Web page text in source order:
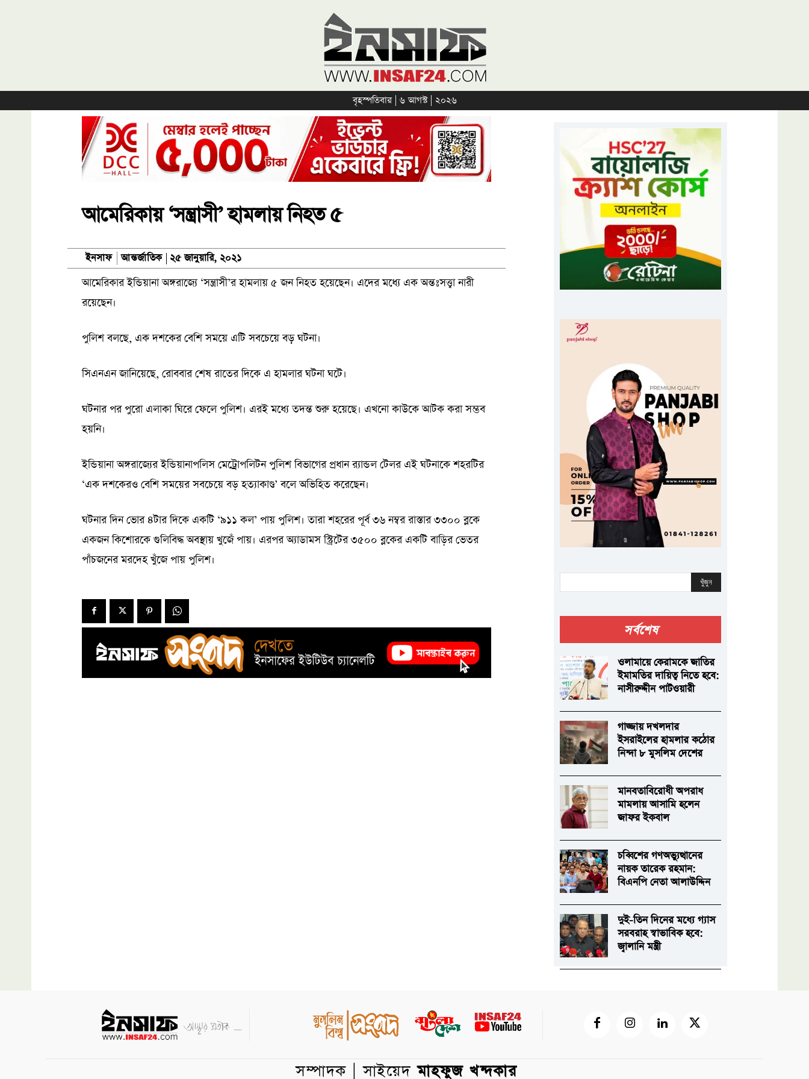
বৃহস্পতিবার | ৬ আগস্ট | ২০২৬
আমেরিকায় ‘সন্ত্রাসী’ হামলায় নিহত ৫
ইনসাফ আন্তর্জাতিক ২৫ জানুয়ারি, ২০২১
আমেরিকার ইন্ডিয়ানা অঙ্গরাজ্যে ‘সন্ত্রাসী’র হামলায় ৫ জন নিহত হয়েছেন। এদের মধ্যে এক অন্তঃসত্ত্বা নারী
রয়েছেন।
পুলিশ বলছে, এক দশকের বেশি সময়ে এটি সবচেয়ে বড় ঘটনা।
সিএনএন জানিয়েছে, রোববার শেষ রাতের দিকে এ হামলার ঘটনা ঘটে।
ঘটনার পর পুরো এলাকা ঘিরে ফেলে পুলিশ। এরই মধ্যে তদন্ত শুরু হয়েছে। এখনো কাউকে আটক করা সম্ভব
হয়নি।
ইন্ডিয়ানা অঙ্গরাজ্যের ইন্ডিয়ানাপলিস মেট্রোপলিটন পুলিশ বিভাগের প্রধান র‍্যান্ডল টেলর এই ঘটনাকে শহরটির
‘এক দশকেরও বেশি সময়ের সবচেয়ে বড় হত্যাকাণ্ড’ বলে অভিহিত করেছেন।
ঘটনার দিন ভোর ৪টার দিকে একটি ‘৯১১ কল’ পায় পুলিশ। তারা শহরের পূর্ব ৩৬ নম্বর রাস্তার ৩৩০০ ব্লকে
একজন কিশোরকে গুলিবিদ্ধ অবস্থায় খুজেঁ পায়। এরপর অ্যাডামস স্ট্রিটের ৩৫০০ ব্লকের একটি বাড়ির ভেতর
পাঁচজনের মরদেহ খুঁজে পায় পুলিশ।
খুঁজুন
সর্বশেষ
ওলামায়ে কেরামকে জাতির
ইমামতির দায়িত্ব নিতে হবে:
নাসীরুদ্দীন পাটওয়ারী
গাজ্জায় দখলদার
ইসরাইলের হামলার কঠোর
নিন্দা ৮ মুসলিম দেশের
মানবতাবিরোধী অপরাধ
মামলায় আসামি হলেন
জাফর ইকবাল
চব্বিশের গণঅভ্যুত্থানের
নায়ক তারেক রহমান:
বিএনপি নেতা আলাউদ্দিন
দুই-তিন দিনের মধ্যে গ্যাস
সরবরাহ স্বাভাবিক হবে:
জ্বালানি মন্ত্রী
সম্পাদক | সাইয়েদমাহফুজ খন্দকার